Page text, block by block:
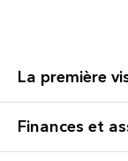
La première
Finances et